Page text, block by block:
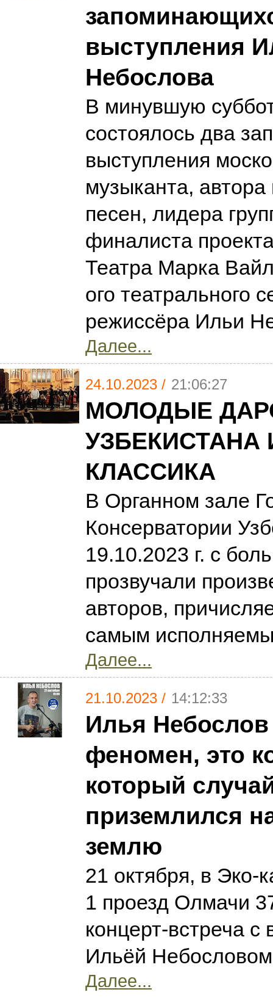
выступления
Небослова
В минувшую
состоялось два
выступления
музыканта,
песен, лидера
финалиста
Театра Марка
ого театрального
режиссёра Ильи
Далее...
24.10.2023 / 21:06:27
МОЛОДЫЕ
УЗБЕКИСТАНА
КЛАССИКА
В Органном зале
Консерватории
19.10.2023 г. с
прозвучали
авторов,
самым
Далее...
21.10.2023 / 14:12:33
Илья Небослов
феномен, это
который
приземлился
землю
21 октября, в Эко-
1 проезд Олмачи
концерт-встреча
Ильёй
Далее...